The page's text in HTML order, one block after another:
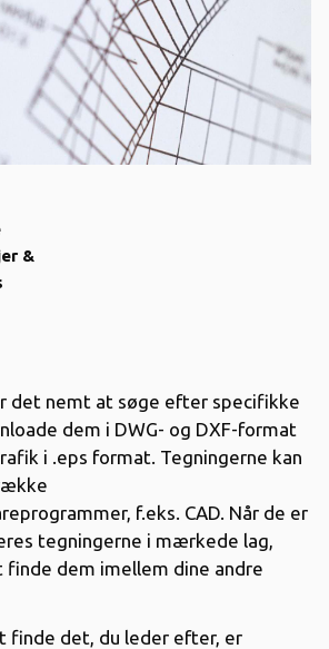
&
det nemt at søge efter specifikke
dem i DWG- og DXF-format
i .eps format. Tegningerne kan
f.eks. CAD. Når de er
tegningerne i mærkede lag,
dem imellem dine andre
finde det, du leder efter, er